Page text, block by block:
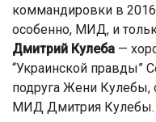
коммандировки в
особенно, МИД, и
Дмитрий Кулеба —
“Украинской правды”
подруга Жени Кулебы,
МИД Дмитрия Кулебы.